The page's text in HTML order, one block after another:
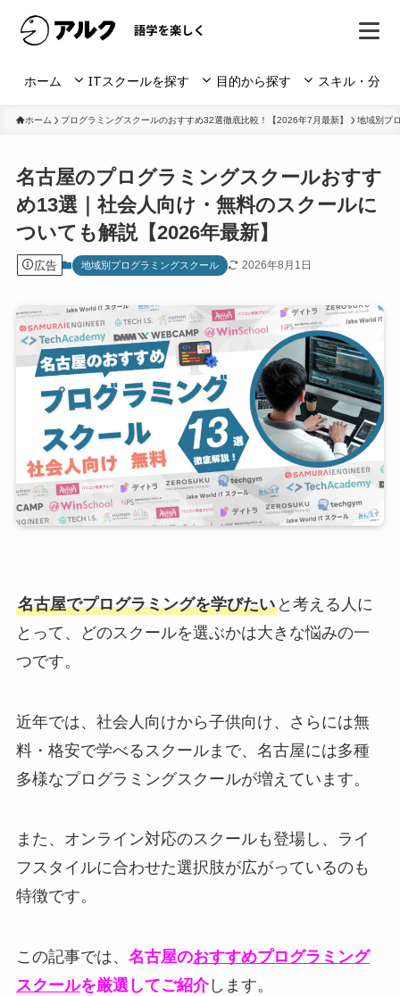
ホーム ITスクールを探す 目的から探す スキル・分野
ホーム プログラミングスクールのおすすめ32選徹底比較！【2026年7月最新】 地域別プ
名古屋のプログラミングスクールおすす
め13選｜社会人向け・無料のスクールに
ついても解説【2026年最新】
広告 地域別プログラミングスクール 2026年8月1日
名古屋でプログラミングを学びたいと考える人に
とって、どのスクールを選ぶかは大きな悩みの一
つです。
近年では、社会人向けから子供向け、さらには無
料・格安で学べるスクールまで、名古屋には多種
多様なプログラミングスクールが増えています。
また、オンライン対応のスクールも登場し、ライ
フスタイルに合わせた選択肢が広がっているのも
特徴です。
この記事では、 名古屋のおすすめプログラミング
スクールを厳選してご紹介します。